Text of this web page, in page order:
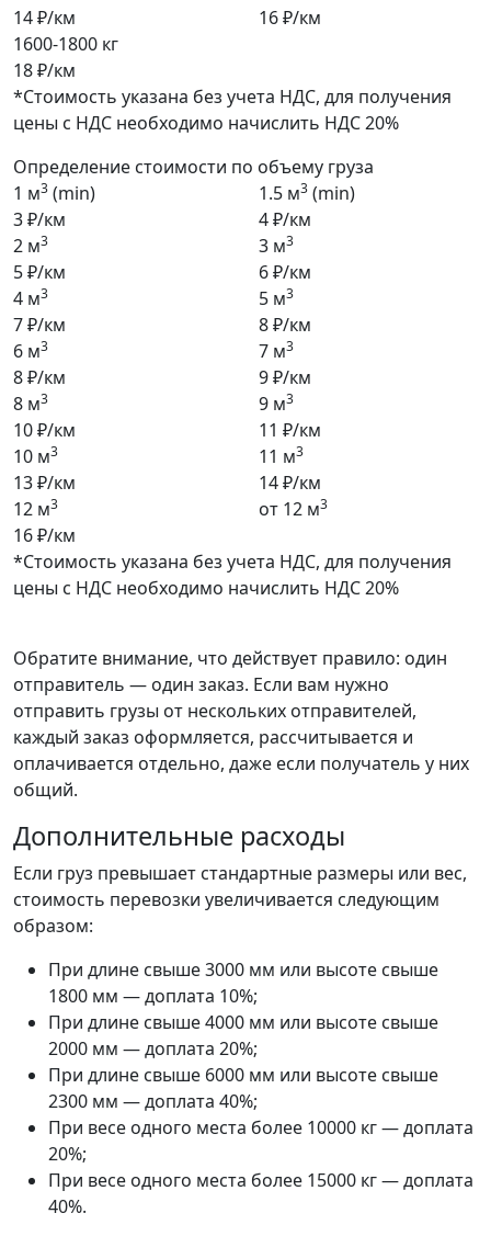
14 ₽/км
16 ₽/км
1600-1800 кг
18 ₽/км
*Стоимость указана без учета НДС, для получения
цены с НДС необходимо начислить НДС 20%
Определение стоимости по объему груза
1 м3 (min)
3 ₽/км
1.5 м3 (min)
4 ₽/км
2 м3
5 ₽/км
3 м3
6 ₽/км
4 м3
7 ₽/км
5 м3
8 ₽/км
6 м3
8 ₽/км
7 м3
9 ₽/км
8 м3
10 ₽/км
9 м3
11 ₽/км
10 м3
13 ₽/км
11 м3
14 ₽/км
12 м3
16 ₽/км
от 12 м3
*Стоимость указана без учета НДС, для получения
цены с НДС необходимо начислить НДС 20%
Обратите внимание, что действует правило: один
отправитель — один заказ. Если вам нужно
отправить грузы от нескольких отправителей,
каждый заказ оформляется, рассчитывается и
оплачивается отдельно, даже если получатель у них
общий.
Дополнительные расходы
Если груз превышает стандартные размеры или вес,
стоимость перевозки увеличивается следующим
образом:
При длине свыше 3000 мм или высоте свыше
1800 мм — доплата 10%;
При длине свыше 4000 мм или высоте свыше
2000 мм — доплата 20%;
При длине свыше 6000 мм или высоте свыше
2300 мм — доплата 40%;
При весе одного места более 10000 кг — доплата
20%;
При весе одного места более 15000 кг — доплата
40%.